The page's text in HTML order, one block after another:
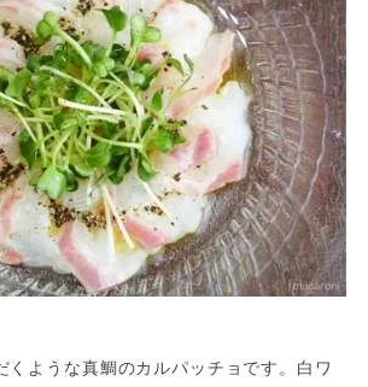
くような真鯛のカルパッチョです。白ワ